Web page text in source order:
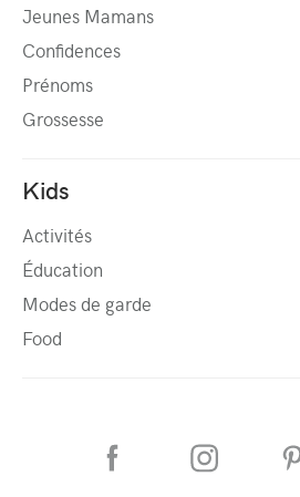
Jeunes Mamans
Confidences
Prénoms
Grossesse
Kids
Activités
Éducation
Modes de garde
Food